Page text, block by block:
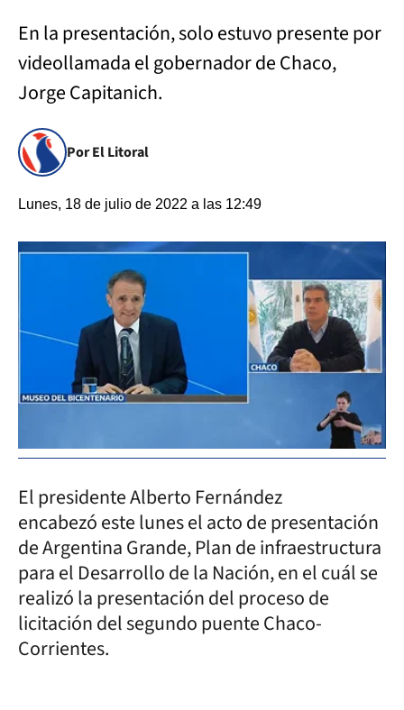
En la presentación, solo estuvo presente por
videollamada el gobernador de Chaco,
Jorge Capitanich.
Por El Litoral
Lunes, 18 de julio de 2022 a las 12:49
El presidente Alberto Fernández
encabezó este lunes el acto de presentación
de Argentina Grande, Plan de infraestructura
para el Desarrollo de la Nación, en el cuál se
realizó la presentación del proceso de
licitación del segundo puente Chaco-
Corrientes.